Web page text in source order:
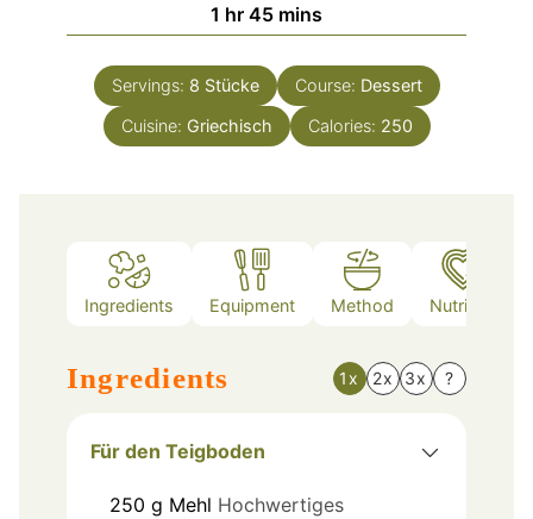
1 hour
hr 45minutes
mins
Servings: 8 Stücke Course: Dessert
Cuisine: Griechisch Calories: 250
Ingredients Equipment Method Nutrition
Ingredients 1x 2x 3x ?
Für den Teigboden
250 g Mehl Hochwertiges